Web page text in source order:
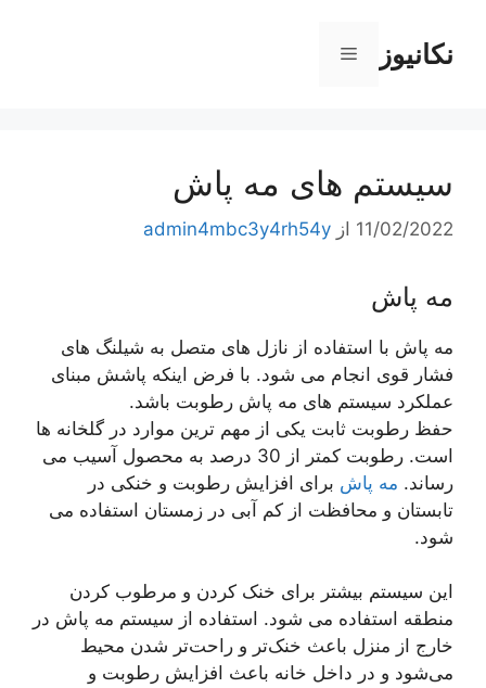
محتوانکانیوز فهرست
سیستم های مه پاش
11/02/2022 از admin4mbc3y4rh54y
مه پاش
مه پاش با استفاده از نازل های متصل به شیلنگ های
فشار قوی انجام می شود. با فرض اینکه پاشش مبنای
عملکرد سیستم های مه پاش رطوبت باشد.
حفظ رطوبت ثابت یکی از مهم ترین موارد در گلخانه ها
است. رطوبت کمتر از 30 درصد به محصول آسیب می
رساند. مه پاش برای افزایش رطوبت و خنکی در
تابستان و محافظت از کم آبی در زمستان استفاده می
شود.
این سیستم بیشتر برای خنک کردن و مرطوب کردن
منطقه استفاده می شود. استفاده از سیستم مه پاش در
خارج از منزل باعث خنک‌تر و راحت‌تر شدن محیط
می‌شود و در داخل خانه باعث افزایش رطوبت و